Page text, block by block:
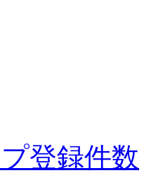
登録件数